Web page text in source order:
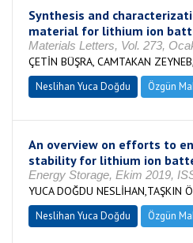
Synthesis and
material for lithium ion
Materials Letters, Vol. 273,
ÇETİN BÜŞRA, CAMTAKAN
Neslihan Yuca Doğdu Özgün
An overview on efforts to
stability for lithium ion
Energy Storage, Ekim 2019,
YUCA DOĞDU NESLİHAN,TAŞKIN
Neslihan Yuca Doğdu Özgün